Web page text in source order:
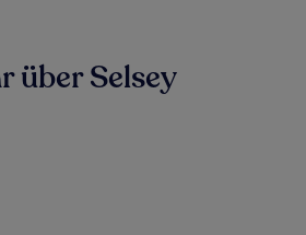
über Selsey